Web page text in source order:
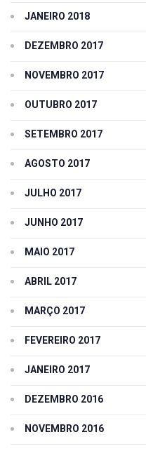
JANEIRO 2018
DEZEMBRO 2017
NOVEMBRO 2017
OUTUBRO 2017
SETEMBRO 2017
AGOSTO 2017
JULHO 2017
JUNHO 2017
MAIO 2017
ABRIL 2017
MARÇO 2017
FEVEREIRO 2017
JANEIRO 2017
DEZEMBRO 2016
NOVEMBRO 2016